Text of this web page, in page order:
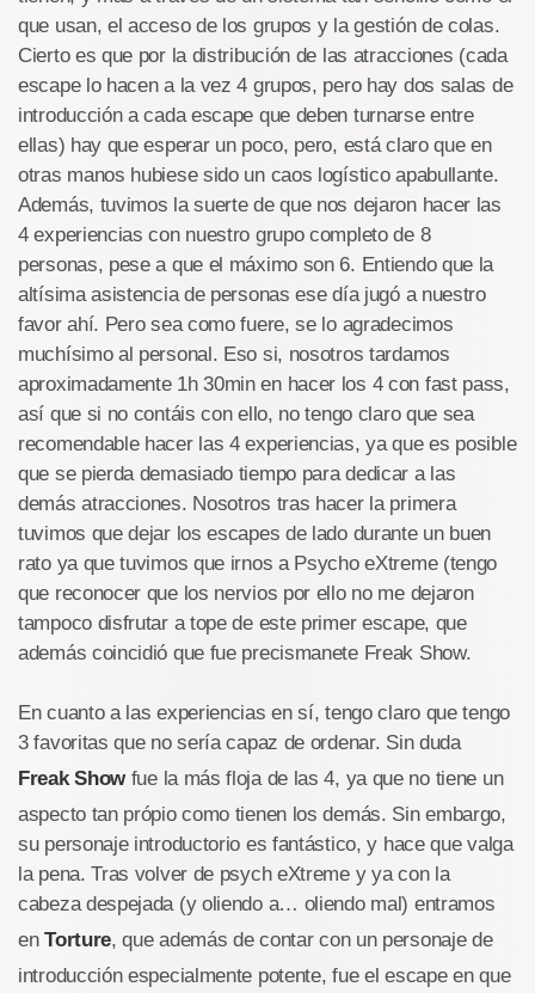
que usan, el acceso de los grupos y la gestión de colas.
Cierto es que por la distribución de las atracciones (cada
escape lo hacen a la vez 4 grupos, pero hay dos salas de
introducción a cada escape que deben turnarse entre
ellas) hay que esperar un poco, pero, está claro que en
otras manos hubiese sido un caos logístico apabullante.
Además, tuvimos la suerte de que nos dejaron hacer las
4 experiencias con nuestro grupo completo de 8
personas, pese a que el máximo son 6. Entiendo que la
altísima asistencia de personas ese día jugó a nuestro
favor ahí. Pero sea como fuere, se lo agradecimos
muchísimo al personal. Eso si, nosotros tardamos
aproximadamente 1h 30min en hacer los 4 con fast pass,
así que si no contáis con ello, no tengo claro que sea
recomendable hacer las 4 experiencias, ya que es posible
que se pierda demasiado tiempo para dedicar a las
demás atracciones. Nosotros tras hacer la primera
tuvimos que dejar los escapes de lado durante un buen
rato ya que tuvimos que irnos a Psycho eXtreme (tengo
que reconocer que los nervios por ello no me dejaron
tampoco disfrutar a tope de este primer escape, que
además coincidió que fue precismanete Freak Show.
En cuanto a las experiencias en sí, tengo claro que tengo
3 favoritas que no sería capaz de ordenar. Sin duda
Freak Showfue la más floja de las 4, ya que no tiene un
aspecto tan própio como tienen los demás. Sin embargo,
su personaje introductorio es fantástico, y hace que valga
la pena. Tras volver de psych eXtreme y ya con la
cabeza despejada (y oliendo a… oliendo mal) entramos
enTorture, que además de contar con un personaje de
introducción especialmente potente, fue el escape en que